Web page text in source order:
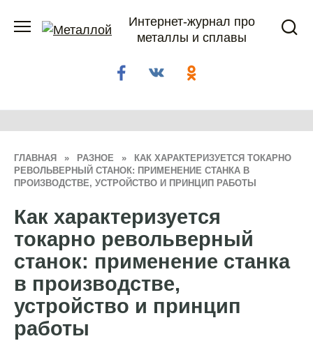
Интернет-журнал про
металлы и сплавы
ГЛАВНАЯ » РАЗНОЕ »
КАК ХАРАКТЕРИЗУЕТСЯ ТОКАРНО
РЕВОЛЬВЕРНЫЙ СТАНОК: ПРИМЕНЕНИЕ СТАНКА В
ПРОИЗВОДСТВЕ, УСТРОЙСТВО И ПРИНЦИП РАБОТЫ
Как характеризуется
токарно револьверный
станок: применение станка
в производстве,
устройство и принцип
работы